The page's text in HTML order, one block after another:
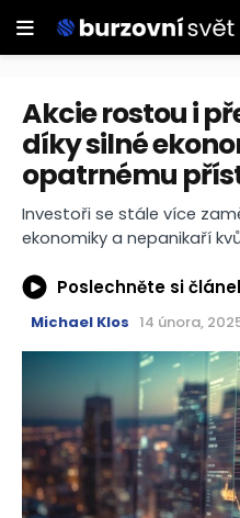
Akcie rostou i
díky silné
opatrnému
Investoři se stále více
ekonomiky a nepanikaří
Poslechněte si
Michael Klos 14 února,